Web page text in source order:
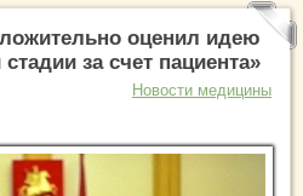
оценил идею
за счет пациента»
Новости медицины